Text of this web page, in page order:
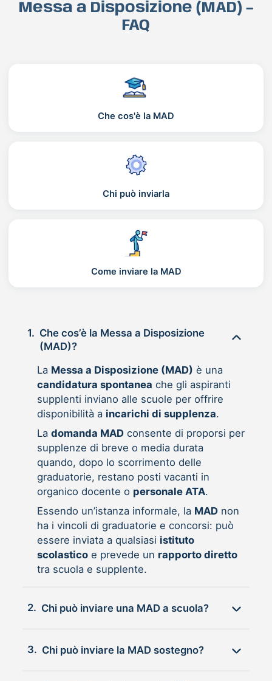
Messa a Disposizione (MAD) –
FAQ
Che cos'è la MAD
Chi può inviarla
Come inviare la MAD
1. Che cos’è la Messa a Disposizione
(MAD)?
La Messa a Disposizione (MAD) è una
candidatura spontanea che gli aspiranti
supplenti inviano alle scuole per offrire
disponibilità a incarichi di supplenza.
La domanda MADconsente di proporsi per
supplenze di breve o media durata
quando, dopo lo scorrimento delle
graduatorie, restano posti vacanti in
organico docente o personale ATA.
Essendo un’istanza informale, la MADnon
ha i vincoli di graduatorie e concorsi: può
essere inviata a qualsiasi istituto
scolasticoe prevede un rapporto diretto
tra scuola e supplente.
2. Chi può inviare una MAD a scuola?
3. Chi può inviare la MAD sostegno?